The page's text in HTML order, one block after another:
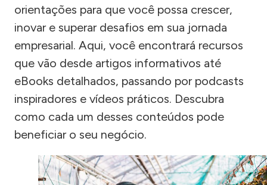
orientações para que você possa crescer,
inovar e superar desafios em sua jornada
empresarial. Aqui, você encontrará recursos
que vão desde artigos informativos até
eBooks detalhados, passando por podcasts
inspiradores e vídeos práticos. Descubra
como cada um desses conteúdos pode
beneficiar o seu negócio.